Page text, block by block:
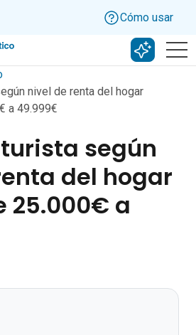
Cómo usar
Buscar
nivel de renta del hogar
a 49.999€
según
del hogar
25.000€ a